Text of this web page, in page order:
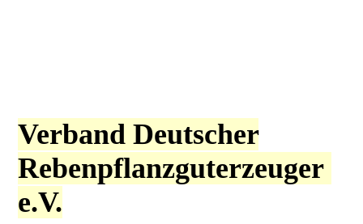
Verband Deutscher
Rebenpflanzguterzeuger
e.V.